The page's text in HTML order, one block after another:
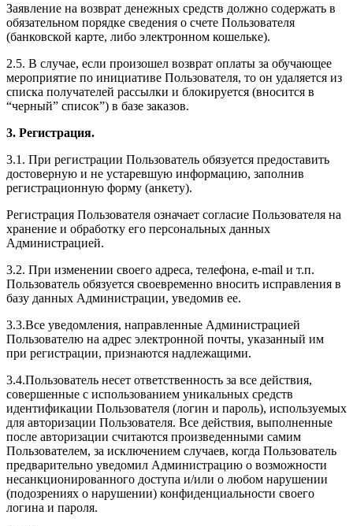
Заявление на возврат денежных средств должно содержать в
обязательном порядке сведения о счете Пользователя
(банковской карте, либо электронном кошельке).
2.5. В случае, если произошел возврат оплаты за обучающее
мероприятие по инициативе Пользователя, то он удаляется из
списка получателей рассылки и блокируется (вносится в
“черный” список”) в базе заказов.
3. Регистрация.
3.1. При регистрации Пользователь обязуется предоставить
достоверную и не устаревшую информацию, заполнив
регистрационную форму (анкету).
Регистрация Пользователя означает согласие Пользователя на
хранение и обработку его персональных данных
Администрацией.
3.2. При изменении своего адреса, телефона, e-mail и т.п.
Пользователь обязуется своевременно вносить исправления в
базу данных Администрации, уведомив ее.
3.3.Все уведомления, направленные Администрацией
Пользователю на адрес электронной почты, указанный им
при регистрации, признаются надлежащими.
3.4.Пользователь несет ответственность за все действия,
совершенные с использованием уникальных средств
идентификации Пользователя (логин и пароль), используемых
для авторизации Пользователя. Все действия, выполненные
после авторизации считаются произведенными самим
Пользователем, за исключением случаев, когда Пользователь
предварительно уведомил Администрацию о возможности
несанкционированного доступа и/или о любом нарушении
(подозрениях о нарушении) конфиденциальности своего
логина и пароля.